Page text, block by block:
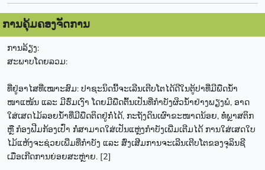
ການຄຸ້ມຄອງຈັດການ
ການລ້ຽງ:
ສະພາບໂດຍລວມ:
ທີ່ຢູ່ອາໄສທີ່ເໝາະສົມ: ປາຊະນິດນີ້ຈະເລີນເຕີບໂຕໄດ້ດີໃນຕູ້ປາທີ່ມີພືດນ້ຳ
ໜາແໜ້ນ ແລະ ມີຮົ່ມເງົາ ໂດຍມີພືດຕົ້ນເປັນທີ່ກຳບັງຜິວນ້ຳຢ່າງພຽງພໍ, ອາດ
ໃສ່ເສດໄມ້ລອຍນ້ຳທີ່ມີພືດຕິດຢູ່ກໍ່ໄດ້, ກະຖັງດິນເຜົາຂະໜາດນ້ອຍ, ທໍ່ພຼາສຕິກ
ຫຼື ກ໋ອງຟີມກ້ອງເປົ່າ ກໍ່ສາມາດໃສ່ເປັນແຫຼ່ງກຳບັງເພີ່ມເຕີມໄດ້ ການໃສ່ເສດໃບ
ໄມ້ແຫ້ງຈະຊ່ວຍເພີ່ມທີ່ກຳບັງ ແລະ ສົ່ງເສີມການຈະເລີນເຕີບໂຕຂອງຈຸລິນຊີ
ເມື່ອເກີດການຍ່ອຍສະຫຼ່າຍ. [2]